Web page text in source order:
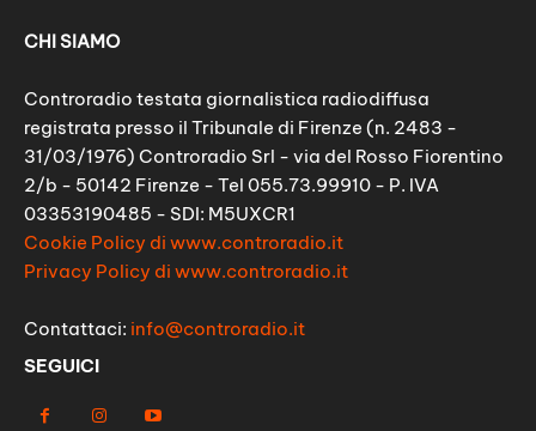
CHI SIAMO
Controradio testata giornalistica radiodiffusa
registrata presso il Tribunale di Firenze (n. 2483 -
31/03/1976) Controradio Srl - via del Rosso Fiorentino
2/b - 50142 Firenze - Tel 055.73.99910 - P. IVA
03353190485 - SDI: M5UXCR1
Cookie Policy di www.controradio.it
Privacy Policy di www.controradio.it
Contattaci: info@controradio.it
SEGUICI